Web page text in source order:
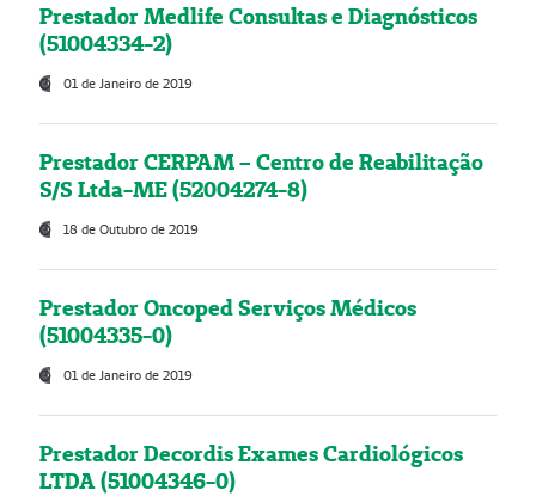
Prestador Medlife Consultas e Diagnósticos
(51004334-2)
01 de Janeiro de 2019
Prestador CERPAM – Centro de Reabilitação
S/S Ltda-ME (52004274-8)
18 de Outubro de 2019
Prestador Oncoped Serviços Médicos
(51004335-0)
01 de Janeiro de 2019
Prestador Decordis Exames Cardiológicos
LTDA (51004346-0)